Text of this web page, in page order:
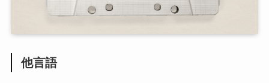
他言語